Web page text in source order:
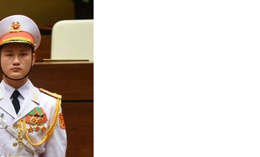
trưởng Nguyễn Hồng Diên
định về tổ chức bộ
giấy tờ đã được ban
Hà Tĩnh - 20 năm một
cho Doanh nghiệp Hà
vụ chính trị trọng tâm,
triển khai các biện pháp
đạt hơn 100.000 lượt cài
VinFast và chương
mạc Phiên đàm phán lần thứ
sẻ” năm 2024 mang đến